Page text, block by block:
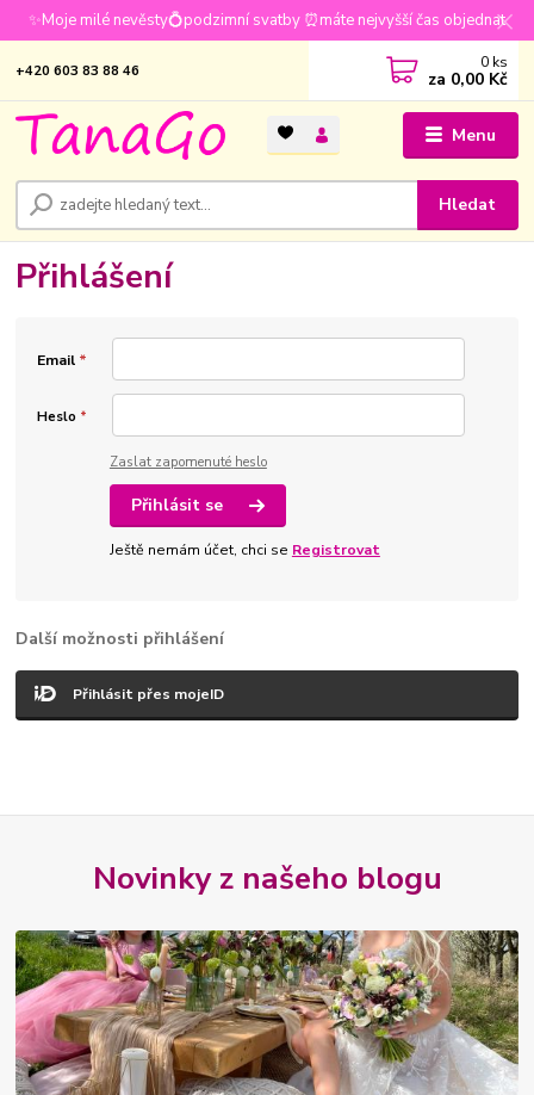
✨Moje milé nevěsty💍podzimní svatby ⏰máte nejvyšší čas objednat
Menu
Hledat
+420 603 83 88 46 0 ks
za 0,00 Kč
Přihlášení
Email *
Heslo *
Zaslat zapomenuté heslo
Přihlásit se
Ještě nemám účet, chci se Registrovat
Další možnosti přihlášení
Přihlásit přes mojeID
Novinky z našeho blogu